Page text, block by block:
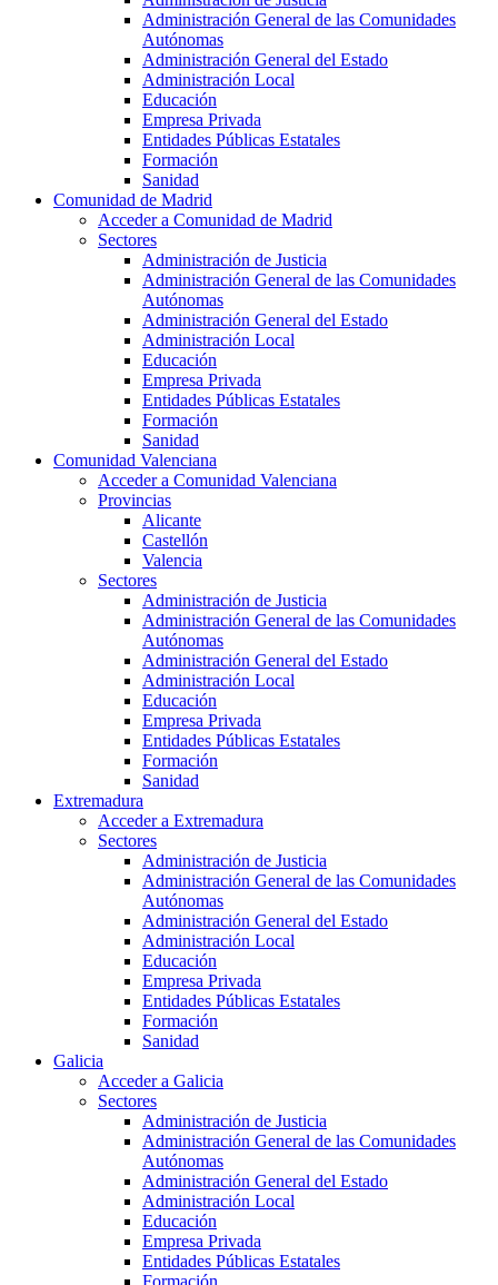
Administración General de las Comunidades
Autónomas
Administración General del Estado
Administración Local
Educación
Empresa Privada
Entidades Públicas Estatales
Formación
Sanidad
Comunidad de Madrid
Acceder a Comunidad de Madrid
Sectores
Administración de Justicia
Administración General de las Comunidades
Autónomas
Administración General del Estado
Administración Local
Educación
Empresa Privada
Entidades Públicas Estatales
Formación
Sanidad
Comunidad Valenciana
Acceder a Comunidad Valenciana
Provincias
Alicante
Castellón
Valencia
Sectores
Administración de Justicia
Administración General de las Comunidades
Autónomas
Administración General del Estado
Administración Local
Educación
Empresa Privada
Entidades Públicas Estatales
Formación
Sanidad
Extremadura
Acceder a Extremadura
Sectores
Administración de Justicia
Administración General de las Comunidades
Autónomas
Administración General del Estado
Administración Local
Educación
Empresa Privada
Entidades Públicas Estatales
Formación
Sanidad
Galicia
Acceder a Galicia
Sectores
Administración de Justicia
Administración General de las Comunidades
Autónomas
Administración General del Estado
Administración Local
Educación
Empresa Privada
Entidades Públicas Estatales